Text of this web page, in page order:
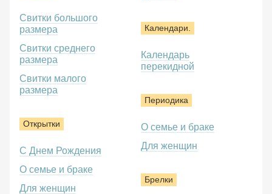
Свитки большого
размера
Свитки среднего
размера
Свитки малого
размера
Открытки
С Днем Рождения
О семье и браке
Для женщин
Календари.
Календарь
перекидной
Периодика
О семье и браке
Для женщин
Брелки